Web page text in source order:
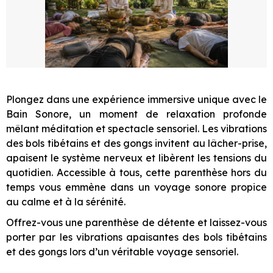
Plongez dans une expérience immersive unique avec le
Bain Sonore, un moment de relaxation profonde
mêlant méditation et spectacle sensoriel. Les vibrations
des bols tibétains et des gongs invitent au lâcher-prise,
apaisent le système nerveux et libèrent les tensions du
quotidien. Accessible à tous, cette parenthèse hors du
temps vous emmène dans un voyage sonore propice
au calme et à la sérénité.
Offrez-vous une parenthèse de détente et laissez-vous
porter par les vibrations apaisantes des bols tibétains
et des gongs lors d’un véritable voyage sensoriel.